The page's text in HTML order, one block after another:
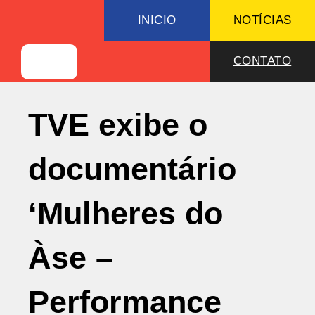
INICIO NOTÍCIAS
CONTATO
TVE exibe o
documentário
‘Mulheres do
Àse –
Performance